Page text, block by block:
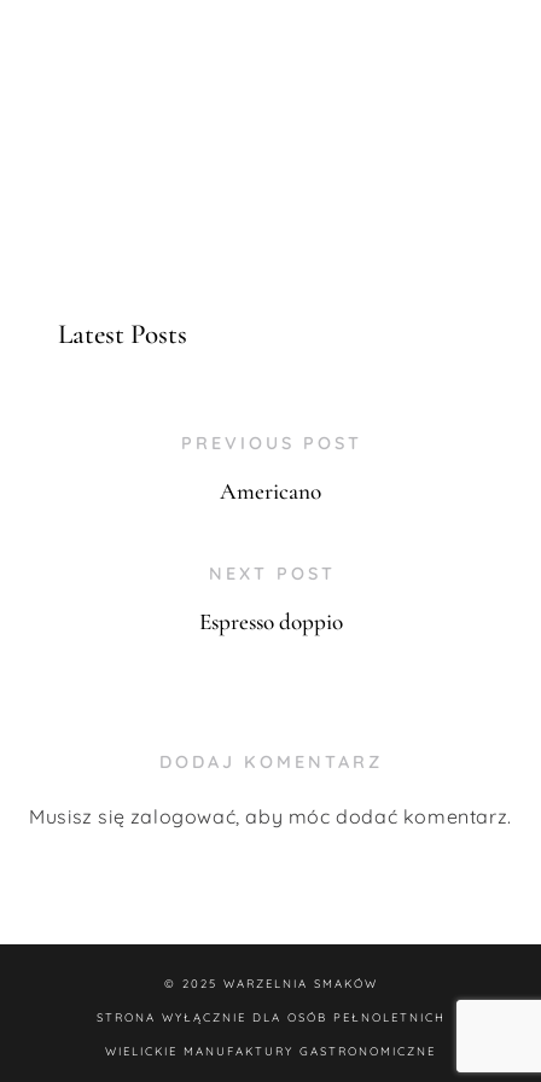
Latest Posts
PREVIOUS POST
Americano
NEXT POST
Espresso doppio
DODAJ KOMENTARZ
Musisz się zalogować , aby móc dodać komentarz.
© 2025 WARZELNIA SMAKÓW
STRONA WYŁĄCZNIE DLA OSÓB PEŁNOLETNICH
WIELICKIE MANUFAKTURY GASTRONOMICZNE